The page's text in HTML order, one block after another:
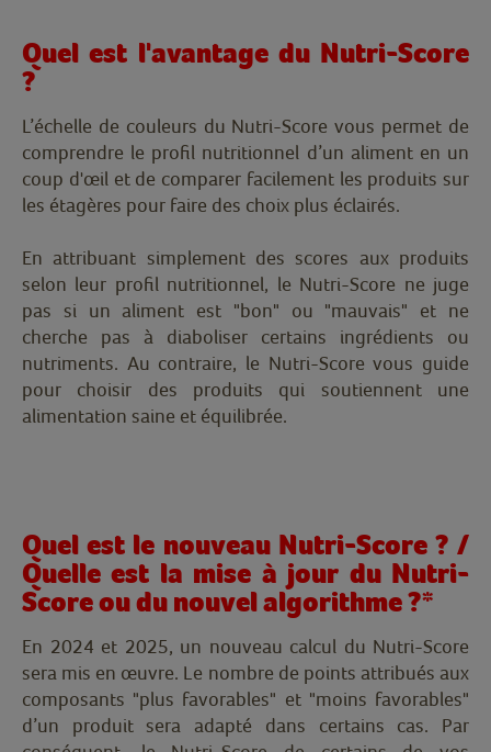
Quel est l'avantage du Nutri-Score
?
L’échelle de couleurs du Nutri-Score vous permet de
comprendre le profil nutritionnel d’un aliment en un
coup d'œil et de comparer facilement les produits sur
les étagères pour faire des choix plus éclairés.
En attribuant simplement des scores aux produits
selon leur profil nutritionnel, le Nutri-Score ne juge
pas si un aliment est "bon" ou "mauvais" et ne
cherche pas à diaboliser certains ingrédients ou
nutriments. Au contraire, le Nutri-Score vous guide
pour choisir des produits qui soutiennent une
alimentation saine et équilibrée.
Quel est le nouveau Nutri-Score ? /
Quelle est la mise à jour du Nutri-
Score ou du nouvel algorithme ?*
En 2024 et 2025, un nouveau calcul du Nutri-Score
sera mis en œuvre. Le nombre de points attribués aux
composants "plus favorables" et "moins favorables"
d’un produit sera adapté dans certains cas. Par